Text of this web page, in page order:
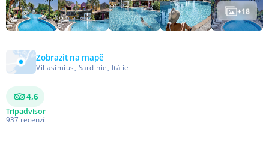
+18
Zobrazit na mapě
Villasimius, Sardinie, Itálie
4,6
Tripadvisor
937 recenzí